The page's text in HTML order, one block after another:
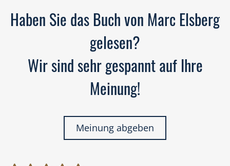
Haben Sie das Buch von Marc Elsberg
gelesen?
Wir sind sehr gespannt auf Ihre
Meinung!
Meinung abgeben